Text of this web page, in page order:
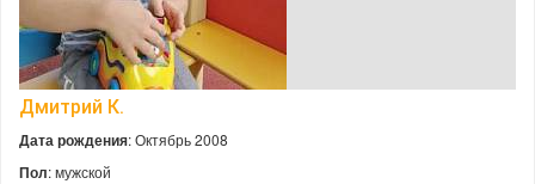
Дмитрий К.
Дата рождения: Октябрь 2008
Пол: мужской